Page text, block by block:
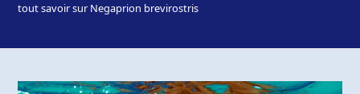
tout savoir sur Negaprion brevirostris